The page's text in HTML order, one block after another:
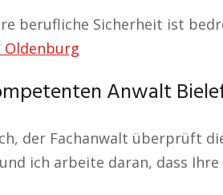
berufliche Sicherheit ist
Oldenburg
Anwalt
der Fachanwalt überprüft
ich arbeite daran, dass